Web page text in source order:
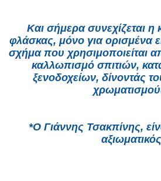
Και σήμερα συνεχίζεται η
φλάσκας, μόνο για ορισμένα
σχήμα που χρησιμοποιείται
καλλωπισμό σπιτιών,
ξενοδοχείων, δίνοντάς
*Ο Γιάννης Τσακπίνης,
αξιωματικός